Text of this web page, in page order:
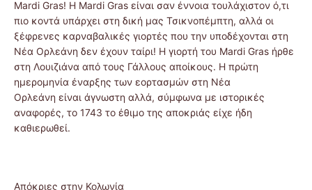
Mardi Gras! Η Mardi Gras είναι σαν έννοια τουλάχιστον ό,τι
πιο κοντά υπάρχει στη δική μας Τσικνοπέμπτη, αλλά οι
ξέφρενες καρναβαλικές γιορτές που την υποδέχονται στη
Νέα Ορλεάνη δεν έχουν ταίρι! Η γιορτή του Mardi Gras ήρθε
στη Λουιζιάνα από τους Γάλλους αποίκους. Η πρώτη
ημερομηνία έναρξης των εορτασμών στη Νέα
Ορλεάνη είναι άγνωστη αλλά, σύμφωνα με ιστορικές
αναφορές, το 1743 το έθιμο της αποκριάς είχε ήδη
καθιερωθεί.
Απόκριες στην Κολωνία